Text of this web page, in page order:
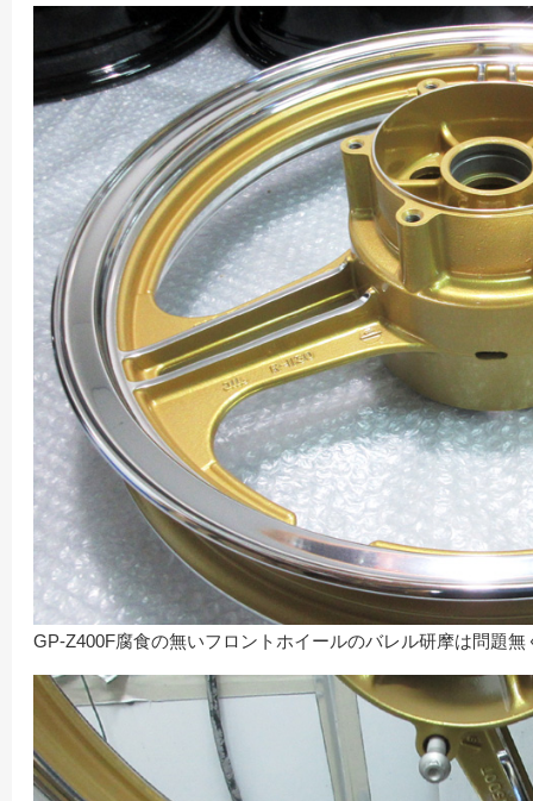
GP-Z400F腐食の無いフロントホイールのバレル研摩は問題